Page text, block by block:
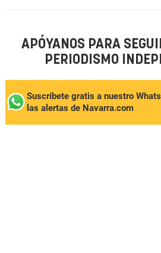
APÓYANOS PARA
PERIODISMO
Suscríbete gratis a nuestro
las alertas de Navarra.com